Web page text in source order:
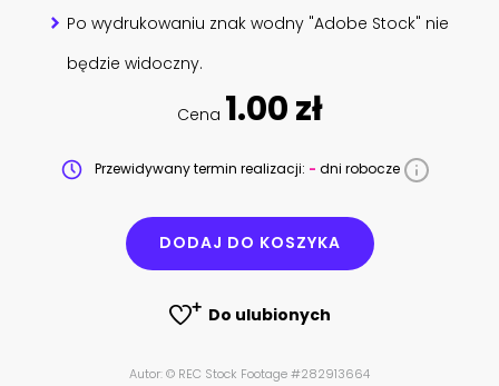
Po wydrukowaniu znak wodny "Adobe Stock" nie
będzie widoczny.
Cena 1.00 zł
Przewidywany termin realizacji: - dni robocze
DODAJ DO KOSZYKA
Do ulubionych
Autor: © REC Stock Footage #282913664